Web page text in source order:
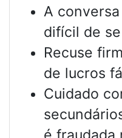
A
difícil de
Recuse
de lucros
Cuidado